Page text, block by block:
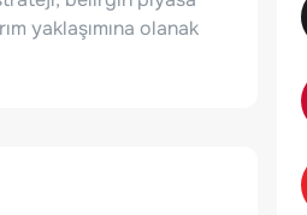
yaklaşımına olanak